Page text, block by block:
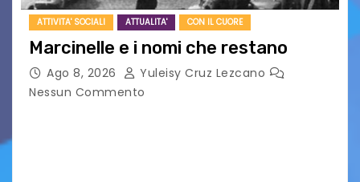
ATTIVITA' SOCIALI ATTUALITA' CON IL CUORE
Marcinelle e i nomi che restano
Ago 8, 2026
Yuleisy Cruz Lezcano
Nessun Commento